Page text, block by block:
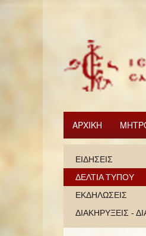
ΑΡΧΙΚΗ
ΕΙΔΗΣΕΙΣ
ΔΕΛΤΙΑ ΤΥΠΟΥ
ΕΚΔΗΛΩΣΕΙΣ
ΔΙΑΚΗΡΥΞΕΙΣ -